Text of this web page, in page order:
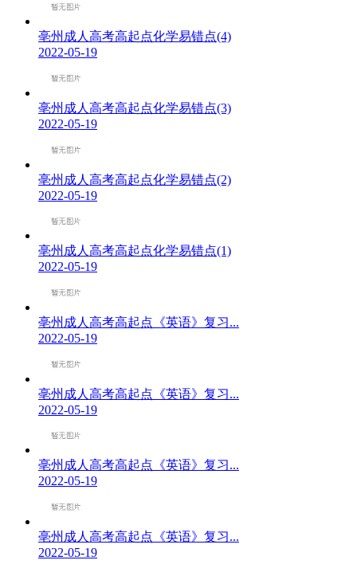
亳州成人高考高起点化学易错点(4)
2022-05-19
亳州成人高考高起点化学易错点(3)
2022-05-19
亳州成人高考高起点化学易错点(2)
2022-05-19
亳州成人高考高起点化学易错点(1)
2022-05-19
亳州成人高考高起点《英语》复习...
2022-05-19
亳州成人高考高起点《英语》复习...
2022-05-19
亳州成人高考高起点《英语》复习...
2022-05-19
亳州成人高考高起点《英语》复习...
2022-05-19